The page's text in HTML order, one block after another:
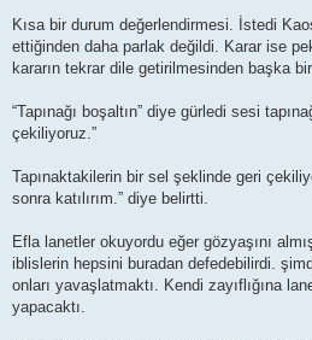
Kısa bir durum değerlendirmesi. İstedi
ettiğinden daha parlak değildi. Karar ise
kararın tekrar dile getirilmesinden başka
“Tapınağı boşaltın” diye gürledi sesi
çekiliyoruz.”
Tapınaktakilerin bir sel şeklinde geri
sonra katılırım.” diye belirtti.
Efla lanetler okuyordu eğer gözyaşını
iblislerin hepsini buradan defedebilirdi.
onları yavaşlatmaktı. Kendi zayıflığına
yapacaktı.